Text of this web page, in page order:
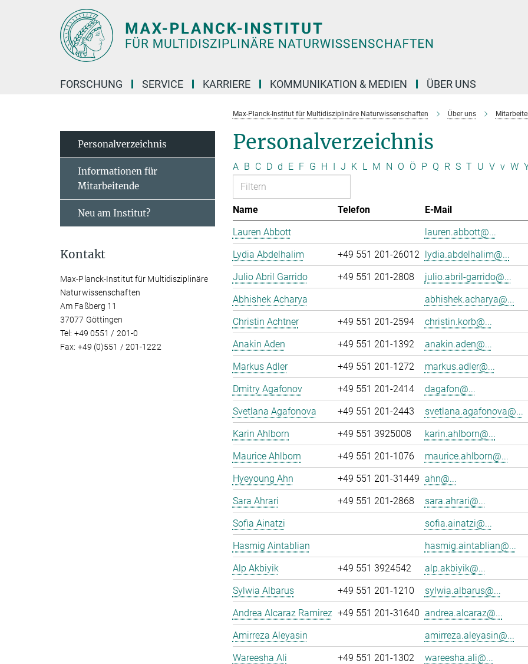
FORSCHUNG SERVICE KARRIERE KOMMUNIKATION & MEDIEN ÜBER UNS
Max-Planck-Institut für Multidisziplinäre Naturwissenschaften Über uns
Personalverzeichnis
A B C D d E F G H I J K L M N O Ö P Q R S T U V v W
Name Telefon
E-Mail
Lauren Abbott
lauren.abbott@...
Lydia Abdelhalim
+49 551 201-26012 lydia.abdelhalim@...
Julio Abril Garrido
+49 551 201-2808
julio.abril-garrido@...
Abhishek Acharya
abhishek.acharya@...
Christin Achtner
+49 551 201-2594
christin.korb@...
Anakin Aden
+49 551 201-1392
anakin.aden@...
Markus Adler
+49 551 201-1272
markus.adler@...
Dmitry Agafonov
+49 551 201-2414
dagafon@...
Svetlana Agafonova
+49 551 201-2443
svetlana.agafonova@...
Karin Ahlborn
+49 551 3925008
karin.ahlborn@...
Maurice Ahlborn
+49 551 201-1076
maurice.ahlborn@...
Hyeyoung Ahn
+49 551 201-31449 ahn@...
Sara Ahrari
+49 551 201-2868
sara.ahrari@...
Sofia Ainatzi
sofia.ainatzi@...
Hasmig Aintablian
hasmig.aintablian@...
Alp Akbiyik
+49 551 3924542
alp.akbiyik@...
Sylwia Albarus
+49 551 201-1210
sylwia.albarus@...
Andrea Alcaraz Ramirez +49 551 201-31640 andrea.alcaraz@...
Amirreza Aleyasin
amirreza.aleyasin@...
Wareesha Ali
+49 551 201-1302
wareesha.ali@...
Personal­verzeichnis
Informationen für
Mitarbeitende
Neu am Institut?
Kontakt
Max-Planck-Institut für Multidisziplinäre
Naturwissenschaften
Am Faßberg 11
37077 Göttingen
Tel: +49 0551 / 201-0
Fax: +49 (0)551 / 201-1222